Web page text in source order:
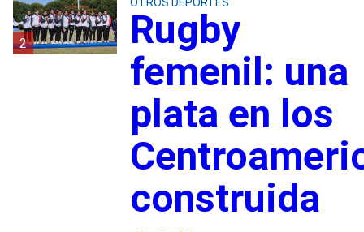
2
Rugby
femenil: una
plata en los
construida